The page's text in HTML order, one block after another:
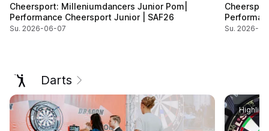
Cheersport: Milleniumdancers Junior Pom|
Performance Cheersport Junior | SAF26
Su. 2026-06-07 Su. 2026-
Darts